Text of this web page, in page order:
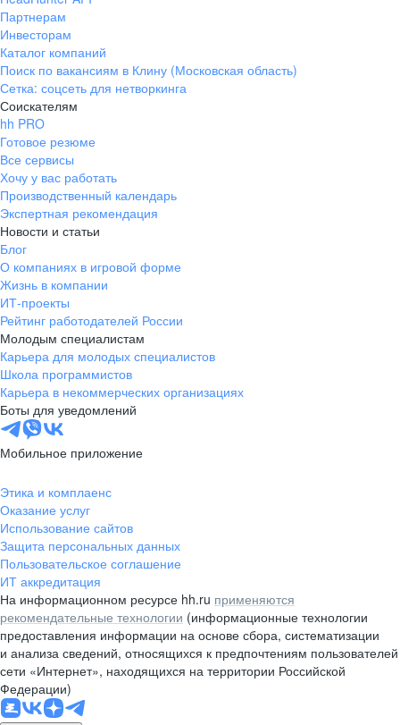
Партнерам
Инвесторам
Каталог компаний
Поиск по вакансиям в Клину (Московская область)
Сетка: соцсеть для нетворкинга
Соискателям
hh PRO
Готовое резюме
Все сервисы
Хочу у вас работать
Производственный календарь
Экспертная рекомендация
Новости и статьи
Блог
О компаниях в игровой форме
Жизнь в компании
ИТ-проекты
Рейтинг работодателей России
Молодым специалистам
Карьера для молодых специалистов
Школа программистов
Карьера в некоммерческих организациях
Боты для уведомлений
Мобильное приложение
Этика и комплаенс
Оказание услуг
Использование сайтов
Защита персональных данных
Пользовательское соглашение
ИТ аккредитация
На информационном ресурсе hh.ru применяются
рекомендательные технологии (информационные технологии
предоставления информации на основе сбора, систематизации
и анализа сведений, относящихся к предпочтениям пользователей
сети «Интернет», находящихся на территории Российской
Федерации)